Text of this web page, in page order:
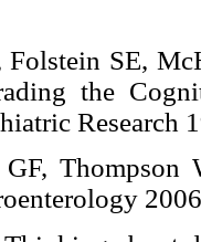
Folstein SE,
the
GF,